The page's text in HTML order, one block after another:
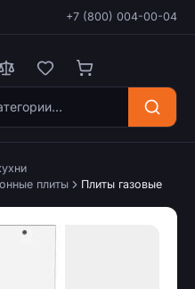
+7 (800) 004-00-04
плиты Плиты газовые